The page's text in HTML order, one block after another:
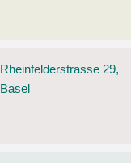
Rheinfelderstrasse 29,
Basel